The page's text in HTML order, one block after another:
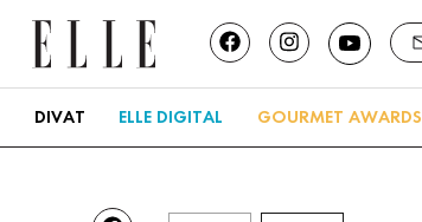
DIVAT ELLE DIGITAL GOURMET AWARDS